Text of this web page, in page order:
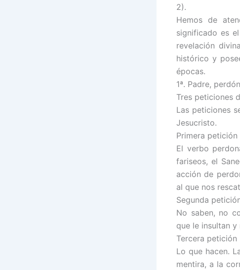
2).
Hemos de
significado es
revelación
histórico y
épocas.
1ª. Padre,
Tres peticiones
Las peticiones
Jesucristo.
Primera petición
El verbo
fariseos, el
acción de
al que nos
Segunda
No saben, no
que le insultan
Tercera petición
Lo que hacen.
mentira, a la